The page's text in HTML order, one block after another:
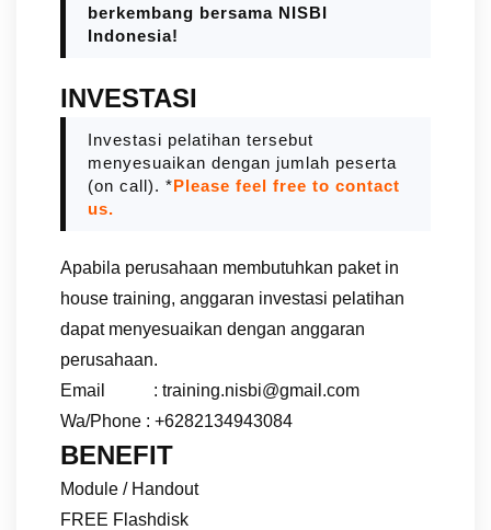
berkembang bersama NISBI
Indonesia!
INVESTASI
Investasi pelatihan tersebut
menyesuaikan dengan jumlah peserta
(on call). *Please feel free to contact
us.
Apabila perusahaan membutuhkan paket in
house training, anggaran investasi pelatihan
dapat menyesuaikan dengan anggaran
perusahaan.
Email : training.nisbi@gmail.com
Wa/Phone : +6282134943084
BENEFIT
Module / Handout
FREE Flashdisk